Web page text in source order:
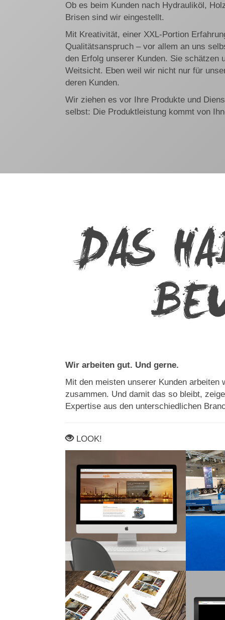
Ob es beim Kunden nach Hydrauliköl,
Brisen sind wir eingestellt.
Mit Kreativität, einer XXL-Portion
Qualitätsanspruch – vor allem an uns
den Erfolg unserer Kunden. Sie schätzen
Weitsicht. Eben weil wir nicht nur für
deren Kunden.
Wir ziehen es vor Ihre Produkte und
selbst: Die Produktleistung kommt von
DAS
Wir arbeiten gut. Und gerne.
Mit den meisten unserer Kunden
zusammen. Und damit das so bleibt,
Expertise aus den unterschiedlichen
LOOK!